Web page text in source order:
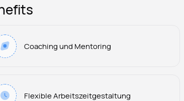
Coaching und Mentoring
Flexible Arbeitszeitgestaltung